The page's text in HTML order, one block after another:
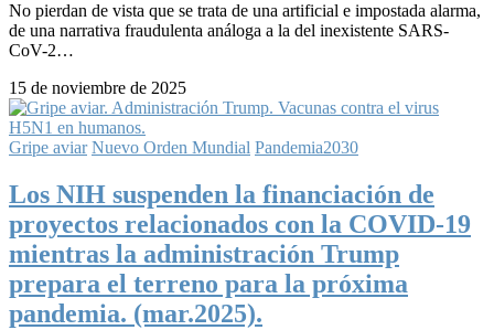
No pierdan de vista que se trata de una artificial e impostada alarma,
de una narrativa fraudulenta análoga a la del inexistente SARS-
CoV-2…
15 de noviembre de 2025
Gripe aviar Nuevo Orden Mundial Pandemia2030
Los NIH suspenden la financiación de
proyectos relacionados con la COVID-19
mientras la administración Trump
prepara el terreno para la próxima
pandemia. (mar.2025).